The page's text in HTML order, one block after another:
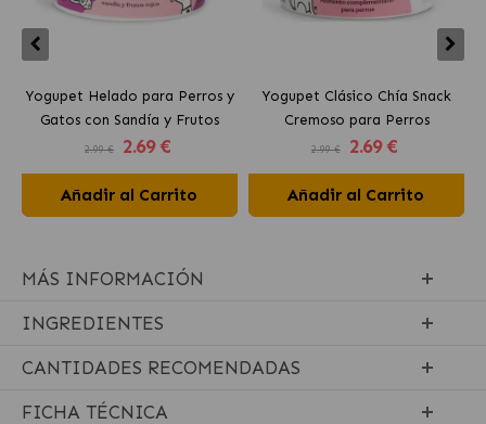
Yogupet Helado para Perros y
Gatos con Sandía y Frutos
Rojos
2.99 € 2.69 €
Añadir al Carrito
Yogupet Clásico Chía Snack
Cremoso para Perros
2.99 € 2.69 €
Añadir al Carrito
MÁS INFORMACIÓN
INGREDIENTES
CANTIDADES RECOMENDADAS
FICHA TÉCNICA